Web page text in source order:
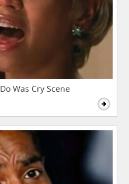
Was Cry Scene